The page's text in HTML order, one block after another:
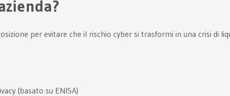
per evitare che il rischio cyber si trasformi in una crisi di
(basato su ENISA)